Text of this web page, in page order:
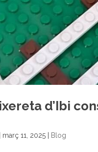
d’Ibi
març 11, 2025| Blog